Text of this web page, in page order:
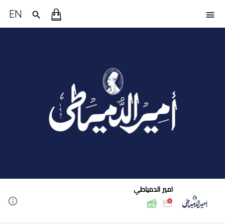
EN
امير الدمياطي